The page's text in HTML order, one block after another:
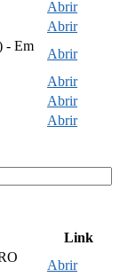
Abrir
Abrir
- Em
Abrir
Abrir
Abrir
Abrir
Link
Abrir